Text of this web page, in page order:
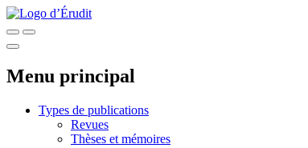
Menu principal
Types de publications
Revues
Thèses et mémoires